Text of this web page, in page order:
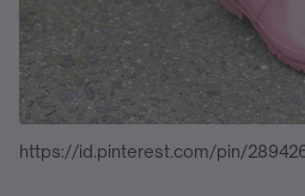
https://id.pinterest.com/pin/